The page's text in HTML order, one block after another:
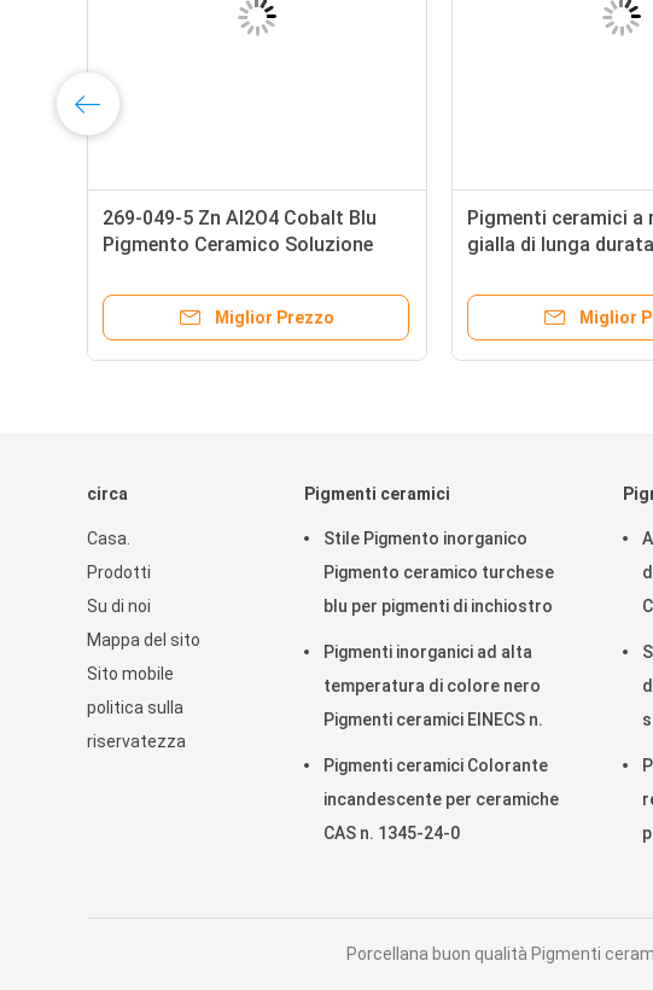
269-049-5 Zn Al2O4 Cobalt Blu
Pigmento Ceramico Soluzione
Miglior Prezzo
Pigmenti ceramici a
gialla di lunga
Miglior
circa
Casa.
Prodotti
Su di noi
Mappa del sito
Sito mobile
politica sulla
riservatezza
Pigmenti ceramici
Stile Pigmento inorganico
Pigmento ceramico turchese
blu per pigmenti di inchiostro
Pigmenti inorganici ad alta
temperatura di colore nero
Pigmenti ceramici EINECS n.
Pigmenti ceramici Colorante
incandescente per ceramiche
CAS n. 1345-24-0
Porcellana buon qualità Pigmenti